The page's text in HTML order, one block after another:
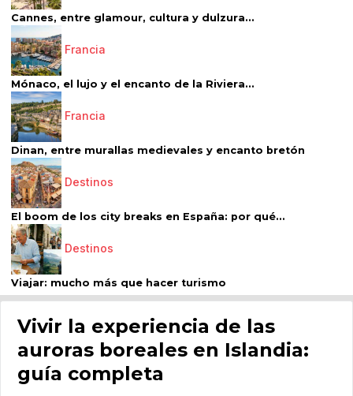
Cannes, entre glamour, cultura y dulzura...
Francia
Mónaco, el lujo y el encanto de la Riviera...
Francia
Dinan, entre murallas medievales y encanto bretón
Destinos
El boom de los city breaks en España: por qué...
Destinos
Viajar: mucho más que hacer turismo
Vivir la experiencia de las
auroras boreales en Islandia:
guía completa